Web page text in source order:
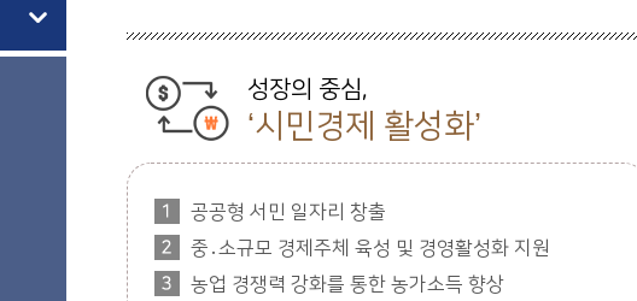
성장의 중심,
‘시민경제 활성화’
공공형 서민 일자리 창출
중․소규모 경제주체 육성 및 경영활성화 지원
농업 경쟁력 강화를 통한 농가소득 향상